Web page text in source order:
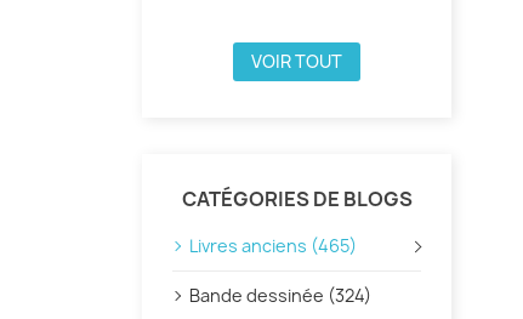
VOIR TOUT
CATÉGORIES DE BLOGS
Livres anciens (465)
Bande dessinée (324)